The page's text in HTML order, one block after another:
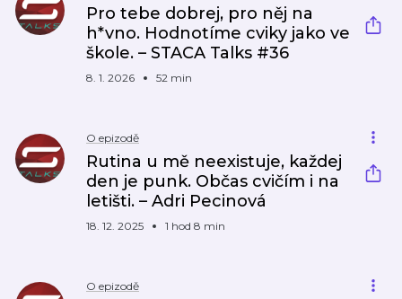
Pro tebe dobrej, pro něj na
h*vno. Hodnotíme cviky jako ve
škole. – STACA Talks #36
8. 1. 2026 52 min
O epizodě
Rutina u mě neexistuje, každej
den je punk. Občas cvičím i na
letišti. – Adri Pecinová
18. 12. 2025 1 hod 8 min
O epizodě